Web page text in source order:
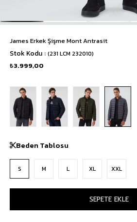
James Erkek Şişme Mont Antrasit
Stok Kodu (231 LCM 232010)
₺3.999,00
Beden Tablosu
S M L XL XXL